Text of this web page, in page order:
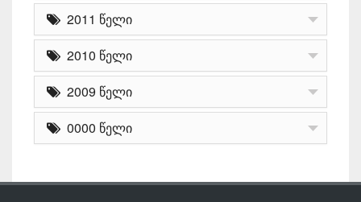
2011 წელი
2010 წელი
2009 წელი
0000 წელი